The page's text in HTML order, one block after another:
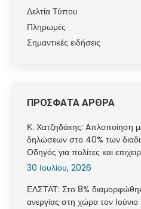
Δελτία Τύπου
Πληρωμές
Σημαντικές ειδήσεις
ΠΡΟΣΦΑΤΑ ΑΡΘΡΑ
Κ. Χατζηδάκης: Aπλοποίηση
δηλώσεων στο 40% των
Οδηγός για πολίτες και
30 Ιουλίου, 2026
ΕΛΣΤΑΤ: Στο 8%
ανεργίας στη χώρα τον